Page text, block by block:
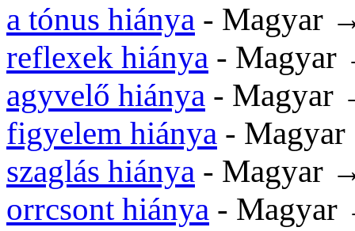
a tónus hiánya - Magyar
reflexek hiánya - Magyar
agyvelő hiánya - Magyar
figyelem hiánya -
szaglás hiánya - Magyar
orrcsont hiánya - Magyar